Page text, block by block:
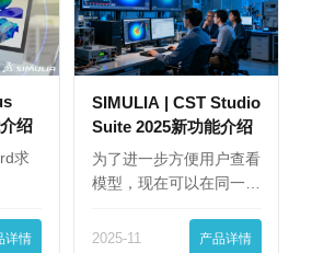
绍
求
详情
SIMULIA | CST Studio
Suite 2025新功能介绍
为了进一步方便用户查看
模型，现在可以在同一
2025-11 产品详情